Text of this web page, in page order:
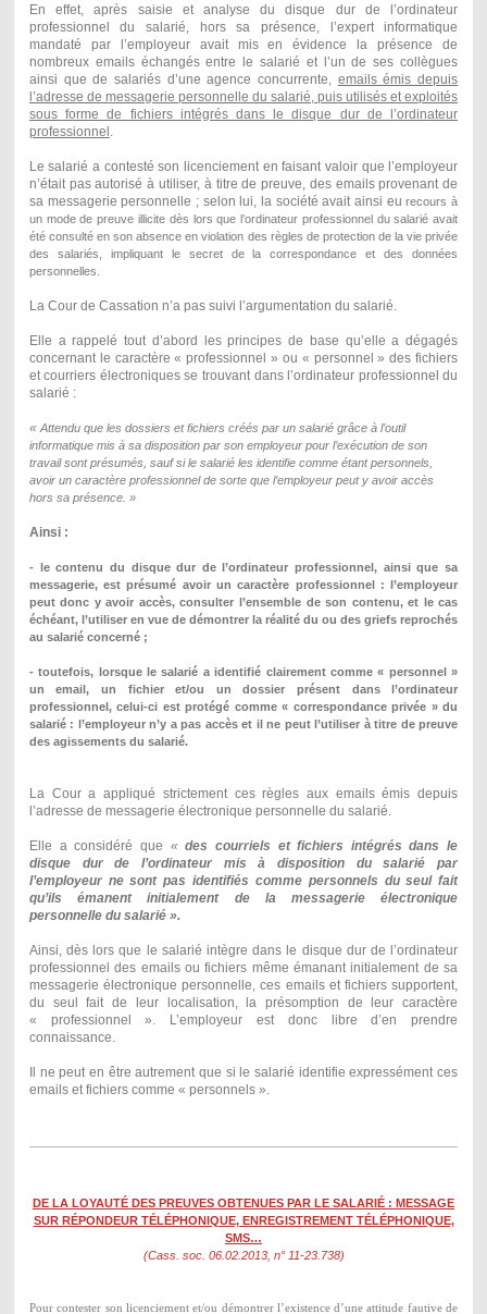
En effet, après saisie et analyse du disque dur de l’ordinateur
professionnel du salarié, hors sa présence, l’expert informatique
mandaté par l’employeur avait mis en évidence la présence de
nombreux emails échangés entre le salarié et l’un de ses collègues
ainsi que de salariés d’une agence concurrente, emails émis depuis
l’adresse de messagerie personnelle du salarié, puis utilisés et exploités
sous forme de fichiers intégrés dans le disque dur de l’ordinateur
professionnel
Le salarié a contesté son licenciement en faisant valoir que l’employeur
n’était pas autorisé à utiliser, à titre de preuve, des emails provenant de
sa messagerie personnelle ; selon lui, la société avait ainsi eurecours à
un mode de preuve illicite dès lors que l’ordinateur professionnel du salarié avait
été consulté en son absence en violation des règles de protection de la vie privée
des salariés , impliquant le secret de la correspondance et des données
personnelles.
La Cour de Cassation n’a pas suivi l’argumentation du salarié.
Elle a rappelé tout d’abord les principes de base qu’elle a dégagés
concernant le caractère « professionnel » ou « personnel » des fichiers
et courriers électroniques se trouvant dans l’ordinateur professionnel du
salarié :
« Attendu que les dossiers et fichiers créés par un salarié grâce à l’outil
informatique mis à sa disposition par son employeur pour l’exécution de son
travail sont présumés, sauf si le salarié les identifie comme étant personnels,
avoir un caractère professionnel de sorte que l’employeur peut y avoir accès
hors sa présence. »
Ainsi :
- le contenu du disque dur de l’ordinateur professionnel, ainsi que sa
messagerie, est présumé avoir un caractère professionnel : l’employeur
peut donc y avoir accès, consulter l’ensemble de son contenu, et le cas
échéant, l’utiliser en vue de démontrer la réalité du ou des griefs reprochés
au salarié concerné ;
- toutefois, lorsque le salarié a identifié clairement comme « personnel »
un email, un fichier et/ou un dossier présent dans l’ordinateur
professionnel, celui-ci est protégé comme « correspondance privée » du
salarié : l’employeur n’y a pas accès et il ne peut l’utiliser à titre de preuve
des agissements du salarié.
La Cour a appliqué strictement ces règles aux emails émis depuis
l’adresse de messagerie électronique personnelle du salarié.
Elle a considéré que «des courriels et fichiers intégrés dans le
disque dur de l’ordinateur mis à disposition du salarié par
l’employeur ne sont pas identifiés comme personnels du seul fait
qu’ils émanent initialement de la messagerie électronique
personnelle du salarié ».
Ainsi, dès lors que le salarié intègre dans le disque dur de l’ordinateur
professionnel des emails ou fichiers même émanant initialement de sa
messagerie électronique personnelle, ces emails et fichiers supportent,
du seul fait de leur localisation, la présomption de leur caractère
« professionnel ». L’employeur est donc libre d’en prendre
connaissance.
Il ne peut en être autrement que si le salarié identifie expressément ces
emails et fichiers comme « personnels ».
DE LA LOYAUTÉ DES PREUVES OBTENUES PAR LE SALARIÉ : MESSAGE
SUR RÉPONDEUR TÉLÉPHONIQUE, ENREGISTREMENT TÉLÉPHONIQUE,
SMS…
(Cass. soc. 06.02.2013, n° 11-23.738)
Pour contester son licenciement et/ou démontrer l’existence d’une attitude fautive de